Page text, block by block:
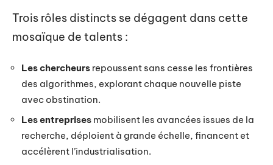
Trois rôles distincts se dégagent dans cette
mosaïque de talents :
Les chercheurs repoussent sans cesse les frontières
des algorithmes, explorant chaque nouvelle piste
avec obstination.
Les entreprises mobilisent les avancées issues de la
recherche, déploient à grande échelle, financent et
accélèrent l’industrialisation.